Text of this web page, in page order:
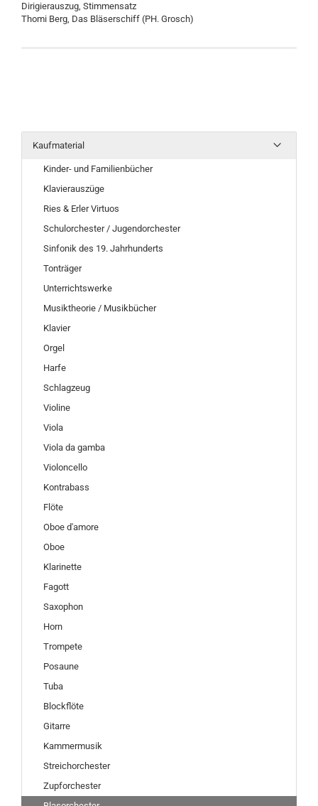
Dirigierauszug, Stimmensatz
Thomi Berg, Das Bläserschiff (PH. Grosch)
Kaufmaterial
Kinder- und Familienbücher
Klavierauszüge
Ries & Erler Virtuos
Schulorchester / Jugendorchester
Sinfonik des 19. Jahrhunderts
Tonträger
Unterrichtswerke
Musiktheorie / Musikbücher
Klavier
Orgel
Harfe
Schlagzeug
Violine
Viola
Viola da gamba
Violoncello
Kontrabass
Flöte
Oboe d'amore
Oboe
Klarinette
Fagott
Saxophon
Horn
Trompete
Posaune
Tuba
Blockflöte
Gitarre
Kammermusik
Streichorchester
Zupforchester